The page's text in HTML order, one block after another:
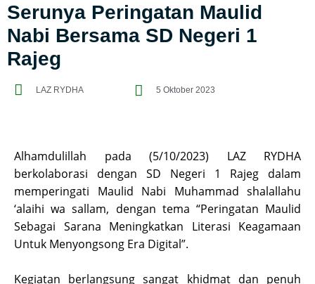
Serunya Peringatan Maulid
Nabi Bersama SD Negeri 1
Rajeg
LAZ RYDHA 5 Oktober 2023
Alhamdulillah pada (5/10/2023) LAZ RYDHA
berkolaborasi dengan SD Negeri 1 Rajeg dalam
memperingati Maulid Nabi Muhammad shalallahu
‘alaihi wa sallam, dengan tema “Peringatan Maulid
Sebagai Sarana Meningkatkan Literasi Keagamaan
Untuk Menyongsong Era Digital”.
Kegiatan berlangsung sangat khidmat dan penuh